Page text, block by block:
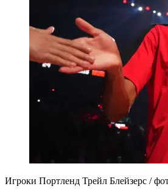
Игроки Портленд Трейл Блейзерс /